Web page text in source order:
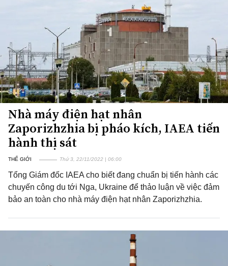
Nhà máy điện hạt nhân
Zaporizhzhia bị pháo kích, IAEA tiến
hành thị sát
THẾ GIỚI Thứ 3, 22/11/2022 | 06:00
Tổng Giám đốc IAEA cho biết đang chuẩn bị tiến hành các
chuyến công du tới Nga, Ukraine để thảo luận về việc đảm
bảo an toàn cho nhà máy điện hạt nhân Zaporizhzhia.